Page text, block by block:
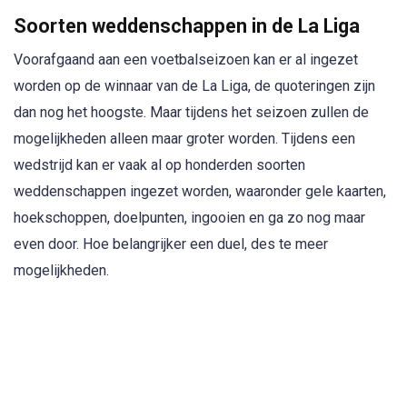
Soorten weddenschappen in de La Liga
Voorafgaand aan een voetbalseizoen kan er al ingezet
worden op de winnaar van de La Liga, de quoteringen zijn
dan nog het hoogste. Maar tijdens het seizoen zullen de
mogelijkheden alleen maar groter worden. Tijdens een
wedstrijd kan er vaak al op honderden soorten
weddenschappen ingezet worden, waaronder gele kaarten,
hoekschoppen, doelpunten, ingooien en ga zo nog maar
even door. Hoe belangrijker een duel, des te meer
mogelijkheden.